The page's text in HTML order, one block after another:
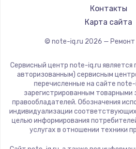
LG
Panasonic
ZTE
Hiper
Evga
Google
Echips
Контакты
Карта сайта
© note-iq.ru 2026 — Ремонт
Сервисный центр note-iq.ru является
авторизованным) сервисным
перечисленные на сайте
зарегистрированным товарными
правообладателей. Обозначения
индивидуализации соответствующих
целью информирования
услугах в отношении техники